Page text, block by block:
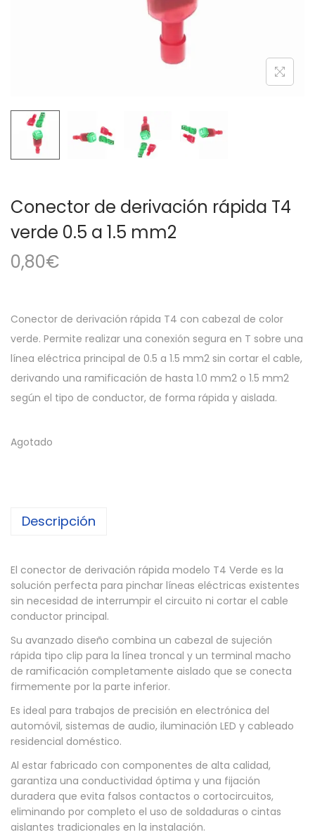
a
i
Conector de derivación rápida T4
verde 0.5 a 1.5 mm2
0,80€
Conector de derivación rápida T4 con cabezal de color
verde. Permite realizar una conexión segura en T sobre una
línea eléctrica principal de 0.5 a 1.5 mm2 sin cortar el cable,
derivando una ramificación de hasta 1.0 mm2 o 1.5 mm2
según el tipo de conductor, de forma rápida y aislada.
Agotado
Descripción
El conector de derivación rápida modelo T4 Verde es la
solución perfecta para pinchar líneas eléctricas existentes
sin necesidad de interrumpir el circuito ni cortar el cable
conductor principal.
Su avanzado diseño combina un cabezal de sujeción
rápida tipo clip para la línea troncal y un terminal macho
de ramificación completamente aislado que se conecta
firmemente por la parte inferior.
Es ideal para trabajos de precisión en electrónica del
automóvil, sistemas de audio, iluminación LED y cableado
residencial doméstico.
Al estar fabricado con componentes de alta calidad,
garantiza una conductividad óptima y una fijación
duradera que evita falsos contactos o cortocircuitos,
eliminando por completo el uso de soldaduras o cintas
aislantes tradicionales en la instalación.